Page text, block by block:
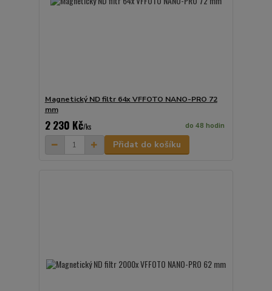
Magnetický ND filtr 64x VFFOTO NANO-PRO 72
mm
2 230 Kč/ks do 48 hodin
Přidat do košíku